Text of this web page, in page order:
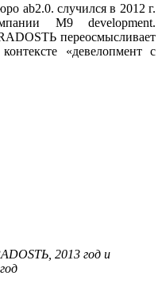
ab2.0. случился в 2012 г.
M9 development.
переосмысливает
«девелопмент с
2013 год и